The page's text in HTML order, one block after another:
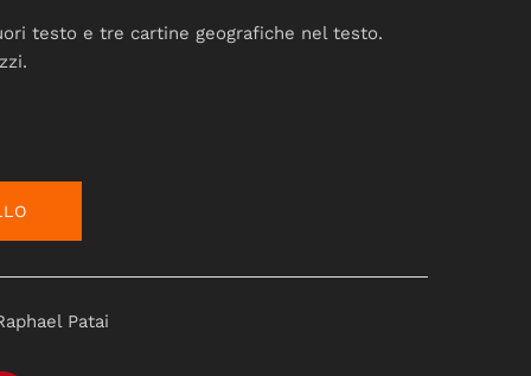
testo e tre cartine geografiche nel testo.
Patai